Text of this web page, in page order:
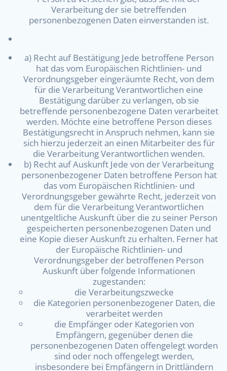
Verarbeitung der sie betreffenden
personenbezogenen Daten einverstanden ist.
a) Recht auf Bestätigung Jede betroffene Person
hat das vom Europäischen Richtlinien- und
Verordnungsgeber eingeräumte Recht, von dem
für die Verarbeitung Verantwortlichen eine
Bestätigung darüber zu verlangen, ob sie
betreffende personenbezogene Daten verarbeitet
werden. Möchte eine betroffene Person dieses
Bestätigungsrecht in Anspruch nehmen, kann sie
sich hierzu jederzeit an einen Mitarbeiter des für
die Verarbeitung Verantwortlichen wenden.
b) Recht auf Auskunft Jede von der Verarbeitung
personenbezogener Daten betroffene Person hat
das vom Europäischen Richtlinien- und
Verordnungsgeber gewährte Recht, jederzeit von
dem für die Verarbeitung Verantwortlichen
unentgeltliche Auskunft über die zu seiner Person
gespeicherten personenbezogenen Daten und
eine Kopie dieser Auskunft zu erhalten. Ferner hat
der Europäische Richtlinien- und
Verordnungsgeber der betroffenen Person
Auskunft über folgende Informationen
zugestanden:
die Verarbeitungszwecke
die Kategorien personenbezogener Daten, die
verarbeitet werden
die Empfänger oder Kategorien von
Empfängern, gegenüber denen die
personenbezogenen Daten offengelegt worden
sind oder noch offengelegt werden,
insbesondere bei Empfängern in Drittländern